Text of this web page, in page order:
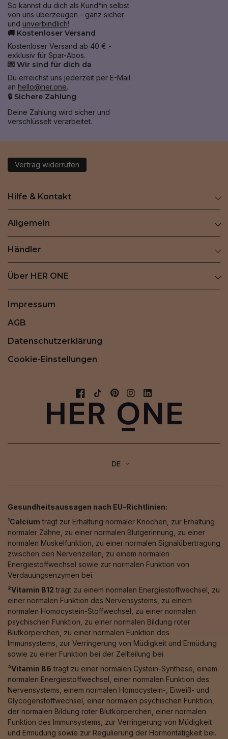
So kannst du dich als Kund*in selbst
von uns überzeugen - ganz sicher
und unverbindlich!
🚚 Kostenloser Versand
Kostenloser Versand ab 40 € -
exklusiv für Spar-Abos.
💌 Wir sind für dich da
Du erreichst uns jederzeit per E-Mail
an hello@her.one.
🔒 Sichere Zahlung
Deine Zahlung wird sicher und
verschlüsselt verarbeitet.
Vertrag widerrufen
Hilfe & Kontakt
Allgemein
Händler
Über HER ONE
Impressum
AGB
Datenschutzerklärung
Cookie-Einstellungen
DE
Gesundheitsaussagen nach EU-Richtlinien:
¹Calcium trägt zur Erhaltung normaler Knochen, zur Erhaltung
normaler Zähne, zu einer normalen Blutgerinnung, zu einer
normalen Muskelfunktion, zu einer normalen Signalübertragung
zwischen den Nervenzellen, zu einem normalen
Energiestoffwechsel sowie zur normalen Funktion von
Verdauungsenzymen bei.
²Vitamin B12 trägt zu einem normalen Energiestoffwechsel, zu
einer normalen Funktion des Nervensystems, zu einem
normalen Homocystein-Stoffwechsel, zu einer normalen
psychischen Funktion, zu einer normalen Bildung roter
Blutkörperchen, zu einer normalen Funktion des
Immunsystems, zur Verringerung von Müdigkeit und Ermüdung
sowie zu einer Funktion bei der Zellteilung bei.
³Vitamin B6 trägt zu einer normalen Cystein-Synthese, einem
normalen Energiestoffwechsel, einer normalen Funktion des
Nervensystems, einem normalen Homocystein-, Eiweiß- und
Glycogenstoffwechsel, einer normalen psychischen Funktion,
der normalen Bildung roter Blutkörperchen, einer normalen
Funktion des Immunsystems, zur Verringerung von Müdigkeit
und Ermüdung sowie zur Regulierung der Hormontätigkeit bei.